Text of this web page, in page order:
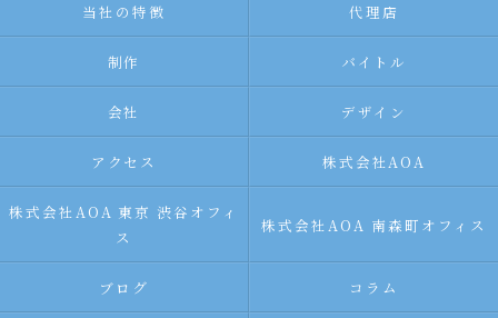
当社の特徴 代理店
制作 バイトル
会社 デザイン
アクセス 株式会社AOA
株式会社AOA 東京 渋谷オフィ
ス
株式会社AOA 南森町オフィス
ブログ コラム